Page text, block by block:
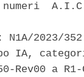
N1A/2023/
IA,
Rev00 a